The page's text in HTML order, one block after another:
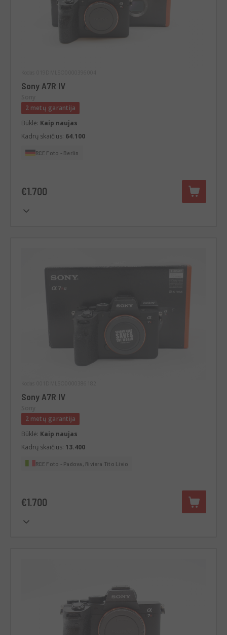
Sony A7R IV
2 metų garantija
Būklė: Kaip naujas
Kadrų skaičius: 64.100
RCE Foto - Berlin
€1.700
Sony A7R IV
2 metų garantija
Būklė: Kaip naujas
Kadrų skaičius: 13.400
RCE Foto - Padova, Riviera Tito Livio
€1.700